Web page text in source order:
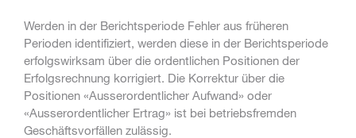
Werden in der Berichtsperiode Fehler aus früheren
Perioden identifiziert, werden diese in der Berichtsperiode
erfolgswirksam über die ordentlichen Positionen der
Erfolgsrechnung korrigiert. Die Korrektur über die
Positionen «Ausserordentlicher Aufwand» oder
«Ausserordentlicher Ertrag» ist bei betriebsfremden
Geschäftsvorfällen zulässig.